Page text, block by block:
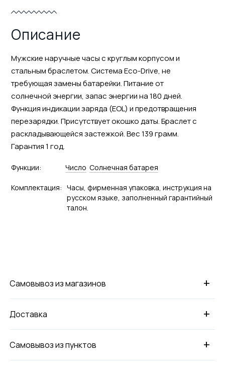
Описание
Мужские наручные часы с круглым корпусом и
стальным браслетом. Система Eco-Drive, не
требующая замены батарейки. Питание от
солнечной энергии, запас энергии на 180 дней.
Функция индикации заряда (EOL) и предотвращения
перезарядки. Присутствует окошко даты. Браслет с
раскладывающейся застежкой. Вес 139 грамм.
Гарантия 1 год.
Функции: Число Солнечная батарея
Комплектация: Часы, фирменная упаковка, инструкция на
русском языке, заполненный гарантийный
талон.
+
Самовывоз из магазинов
+
Доставка
+
Самовывоз из пунктов